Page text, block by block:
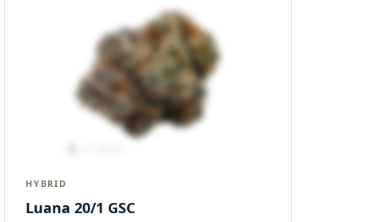
HYBRID
Luana 20/1 GSC